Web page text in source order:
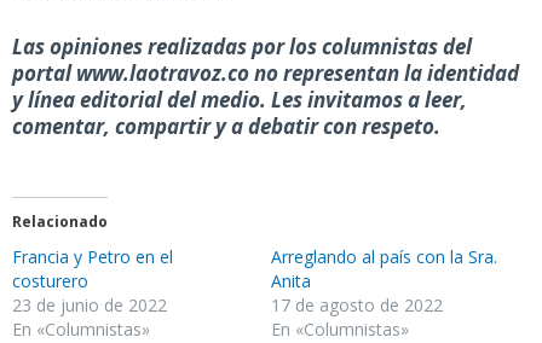
Las opiniones realizadas por los columnistas del
portal www.laotravoz.co no representan la identidad
y línea editorial del medio. Les invitamos a leer,
comentar, compartir y a debatir con respeto.
Relacionado
Francia y Petro en el
costurero
23 de junio de 2022
En «Columnistas»
Arreglando al país con la Sra.
Anita
17 de agosto de 2022
En «Columnistas»